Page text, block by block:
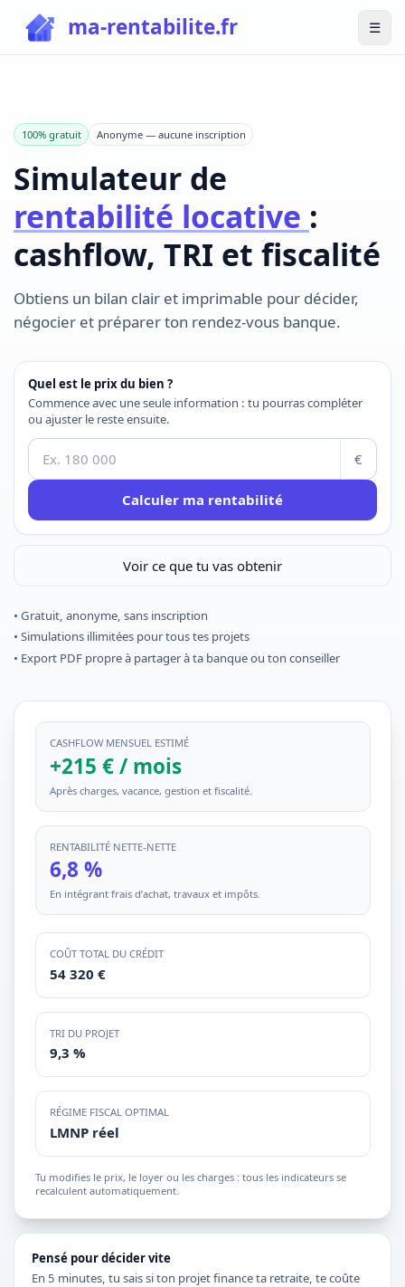
ma-rentabilite.fr ☰
100% gratuit Anonyme — aucune inscription
Simulateur de
rentabilité locative :
cashflow, TRI et fiscalité
Obtiens un bilan clair et imprimable pour décider,
négocier et préparer ton rendez-vous banque.
Quel est le prix du bien ?
Commence avec une seule information : tu pourras compléter
ou ajuster le reste ensuite.
€
Calculer ma rentabilité
Voir ce que tu vas obtenir
• Gratuit, anonyme, sans inscription
• Simulations illimitées pour tous tes projets
• Export PDF propre à partager à ta banque ou ton conseiller
CASHFLOW MENSUEL ESTIMÉ
+215 € / mois
Après charges, vacance, gestion et fiscalité.
RENTABILITÉ NETTE-NETTE
6,8 %
En intégrant frais d’achat, travaux et impôts.
COÛT TOTAL DU CRÉDIT
54 320 €
TRI DU PROJET
9,3 %
RÉGIME FISCAL OPTIMAL
LMNP réel
Tu modifies le prix, le loyer ou les charges : tous les indicateurs se
recalculent automatiquement.
Pensé pour décider vite
En 5 minutes, tu sais si ton projet finance ta retraite, te coûte